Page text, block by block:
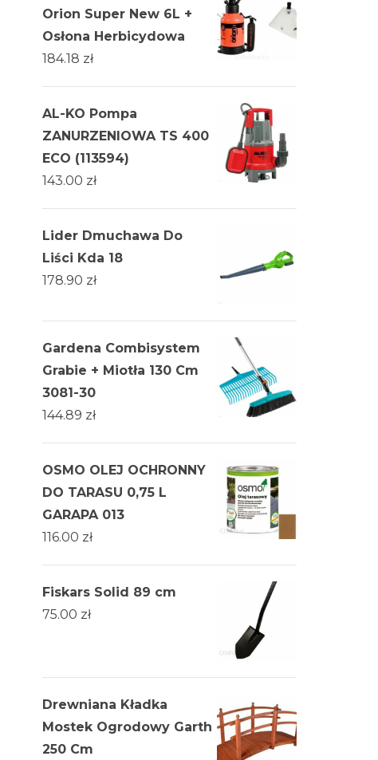
Orion Super New 6L +
Osłona Herbicydowa
184.18 zł
AL-KO Pompa
ZANURZENIOWA TS 400
ECO (113594)
143.00 zł
Lider Dmuchawa Do
Liści Kda 18
178.90 zł
Gardena Combisystem
Grabie + Miotła 130 Cm
3081-30
144.89 zł
OSMO OLEJ OCHRONNY
DO TARASU 0,75 L
GARAPA 013
116.00 zł
Fiskars Solid 89 cm
75.00 zł
Drewniana Kładka
Mostek Ogrodowy Garth
250 Cm